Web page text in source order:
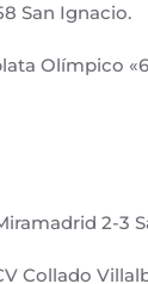
San Ignacio.
Olímpico
2-3
Collado